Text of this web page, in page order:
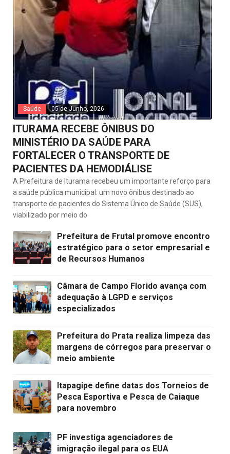
Saúde 05 de Junho, 2026
ITURAMA RECEBE ÔNIBUS DO
MINISTÉRIO DA SAÚDE PARA
FORTALECER O TRANSPORTE DE
PACIENTES DA HEMODIÁLISE
A Prefeitura de Iturama recebeu um importante reforço para
a saúde pública municipal: um novo ônibus destinado ao
transporte de pacientes do Sistema Único de Saúde (SUS),
viabilizado por meio do
Prefeitura de Frutal promove encontro
estratégico para o setor empresarial e
de Recursos Humanos
Câmara de Campo Florido avança com
adequação à LGPD e serviços
especializados
Prefeitura do Prata realiza limpeza das
margens de córregos para preservar o
meio ambiente
Itapagipe define datas dos Torneios de
Pesca Esportiva e Pesca de Caiaque
para novembro
PF investiga agenciadores de
imigração ilegal para os EUA